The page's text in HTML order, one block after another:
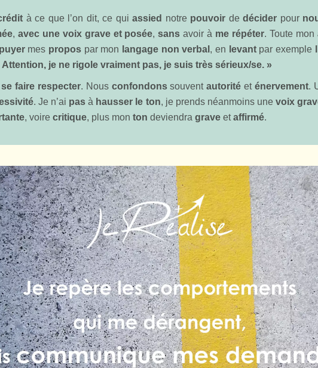
à ce que l’on dit, ce quiassied notre pouvoir dedécider pour
, avec une voix grave et posée,sans avoir à me répéter. Toute mon
mes propos par mon langage non verbal , en levantpar exemple
Attention, je ne rigole vraiment pas, je suis très sérieux/se. »
se faire respecter. Nous confondonssouventautoritéeténervement.
. Je n’ai pas à hausser le ton, je prends néanmoins une voix
, voirecritique, plus monton deviendragrave etaffirmé.